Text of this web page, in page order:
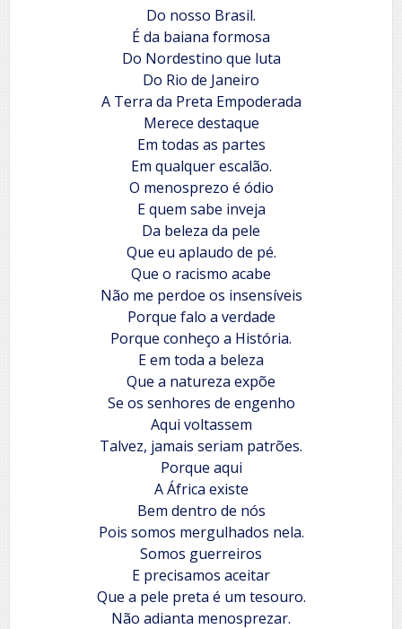
Do nosso Brasil.
É da baiana formosa
Do Nordestino que luta
Do Rio de Janeiro
A Terra da Preta Empoderada
Merece destaque
Em todas as partes
Em qualquer escalão.
O menosprezo é ódio
E quem sabe inveja
Da beleza da pele
Que eu aplaudo de pé.
Que o racismo acabe
Não me perdoe os insensíveis
Porque falo a verdade
Porque conheço a História.
E em toda a beleza
Que a natureza expõe
Se os senhores de engenho
Aqui voltassem
Talvez, jamais seriam patrões.
Porque aqui
A África existe
Bem dentro de nós
Pois somos mergulhados nela.
Somos guerreiros
E precisamos aceitar
Que a pele preta é um tesouro.
Não adianta menosprezar.